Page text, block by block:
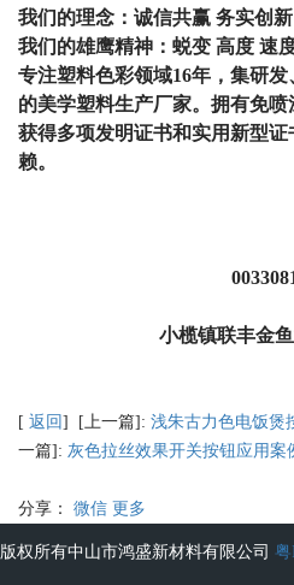
我们的理念：诚信共赢 务实创
我们的雄鹰精神：蜕变 高度 速
专注塑料色彩领域16年，集研发
的美学塑料生产厂家。拥有免喷
获得多项发明证书和实用新型
赖。
小榄镇联丰金
[ 返回 ] [上一篇]: 浅朱古力色电饭煲
一篇]: 灰色拉丝效果开关按钮应用案
分享： 微信 更多
版权所有中山市鸿盛新材料有限公司 粤